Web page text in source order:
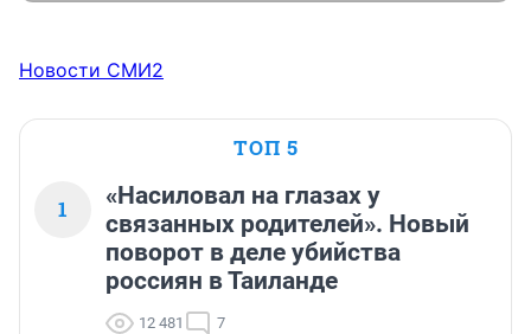
Новости СМИ2
ТОП 5
1
«Насиловал на глазах у
связанных родителей». Новый
поворот в деле убийства
россиян в Таиланде
12 481 7